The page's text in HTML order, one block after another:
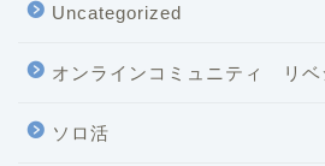
Uncategorized
オンラインコミュニティ リベ
ソロ活